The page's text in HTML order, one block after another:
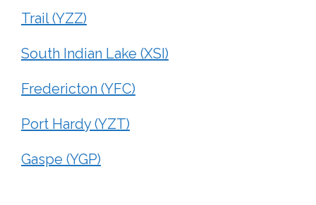
Trail (YZZ)
South Indian Lake (XSI)
Fredericton (YFC)
Port Hardy (YZT)
Gaspe (YGP)